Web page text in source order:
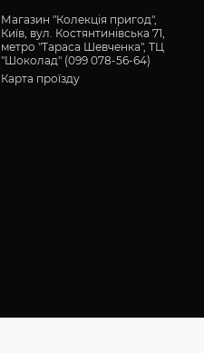
Магазин "Колекція пригод",
Київ, вул. Костянтинівська 71,
метро "Тараса Шевченка", ТЦ
"Шоколад" (099 078-56-64)
Карта проїзду